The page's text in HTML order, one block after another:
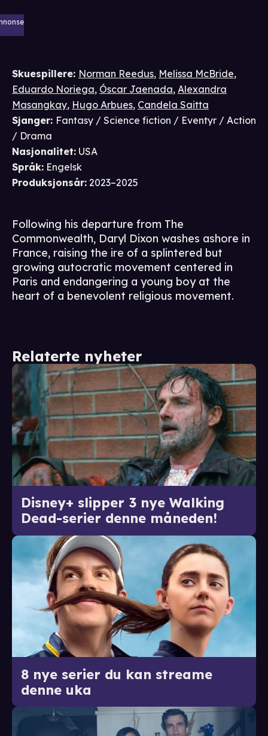
Skuespillere: Norman Reedus, Melissa McBride,
Eduardo Noriega, Óscar Jaenada, Alexandra
Masangkay, Hugo Arbues, Candela Saitta
Sjanger: Fantasy / Science fiction / Eventyr / Action
/ Drama
Nasjonalitet: USA
Språk: Engelsk
Produksjonsår: 2023–2025
Following his departure from The
Commonwealth, Daryl Dixon washes ashore in
France, raising the ire of a splintered but
growing autocratic movement centered in
Paris and endangering a young boy at the
heart of a benevolent religious movement.
Relaterte nyheter
Disney+ slipper 3 nye Walking
Dead-serier denne måneden!
8 nye serier du kan streame
denne uka